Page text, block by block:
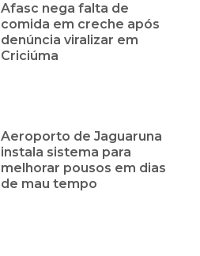
Afasc nega falta de
comida em creche após
denúncia viralizar em
Criciúma
Aeroporto de Jaguaruna
instala sistema para
melhorar pousos em dias
de mau tempo